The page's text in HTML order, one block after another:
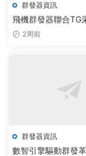
群發器資訊
飛機群發器聯合TG
費版，加速智能通信
2周前
群發器資訊
數智引擎驅動群發